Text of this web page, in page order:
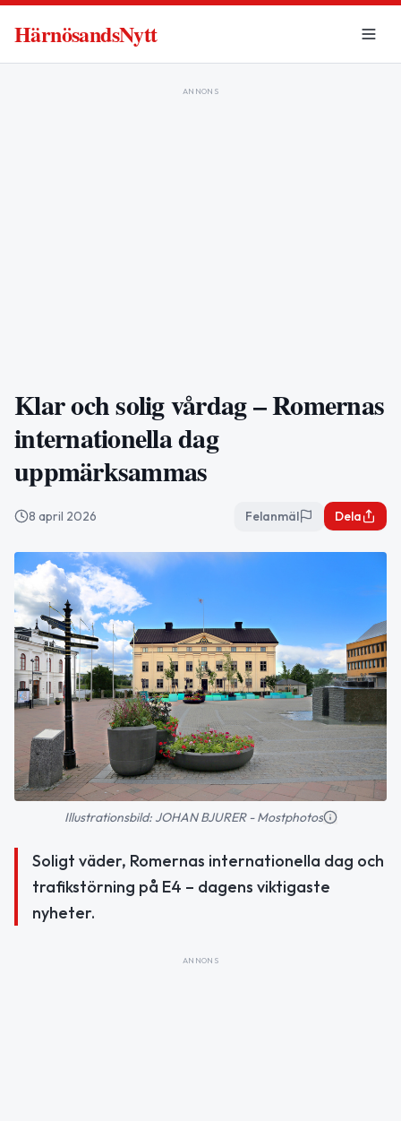
HärnösandsNytt
ANNONS
Klar och solig vårdag – Romernas
internationella dag
uppmärksammas
8 april 2026 Felanmäl Dela
Illustrationsbild: JOHAN BJURER - Mostphotos
Soligt väder, Romernas internationella dag och
trafikstörning på E4 – dagens viktigaste
nyheter.
ANNONS